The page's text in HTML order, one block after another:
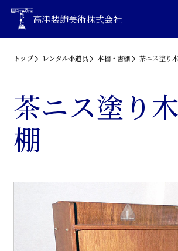
高津装飾美術株式会社
トップ レンタル小道具 本棚・書棚 茶ニス塗り
茶ニス塗り
棚